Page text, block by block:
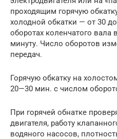
проходящим горячую
холодной обкатки — от 30
оборотах коленчатого вала
минуту. Число оборотов
передач.
Горячую обкатку на
20—30 мин. с числом
При горячей обнатке
двигателя, работу
водяного насосов,